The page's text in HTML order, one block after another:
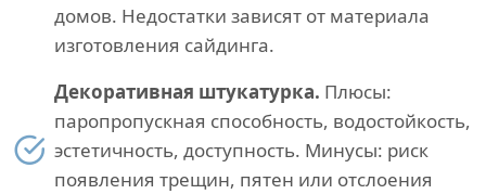
домов. Недостатки зависят от материала
изготовления сайдинга.
Декоративная штукатурка. Плюсы:
паропропускная способность, водостойкость,
эстетичность, доступность. Минусы: риск
появления трещин, пятен или отслоения